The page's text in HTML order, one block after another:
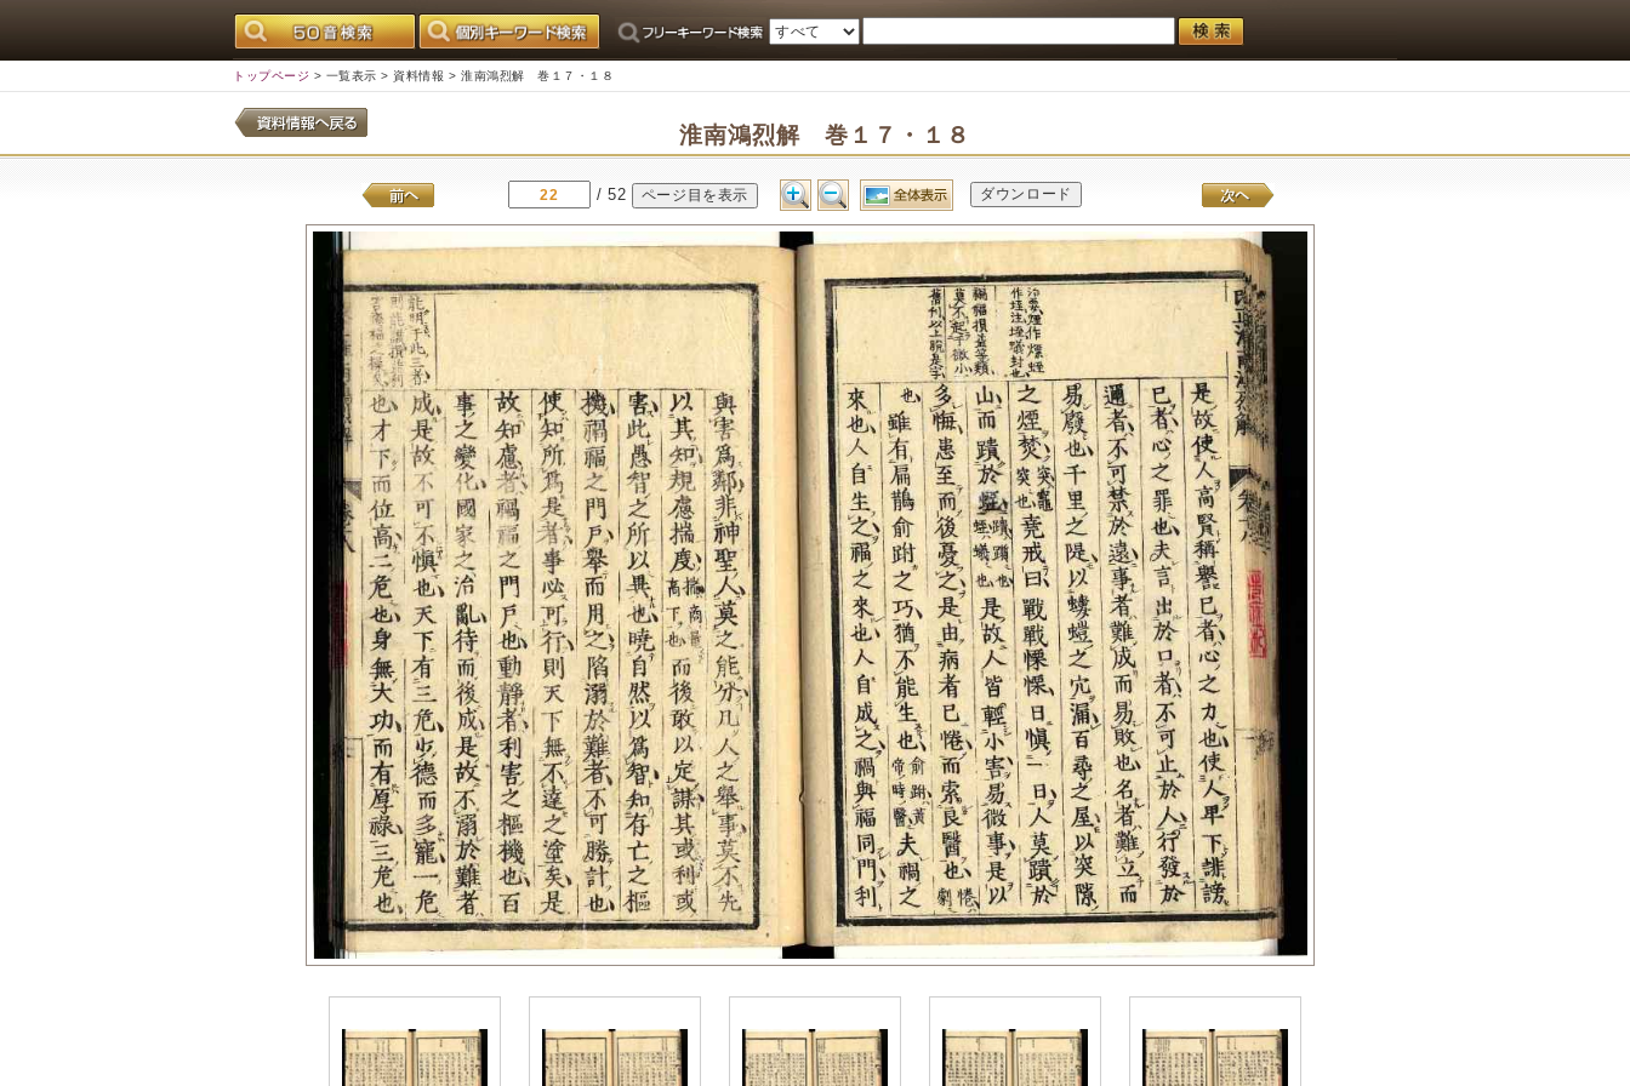
トップページ > 一覧表示 > 資料情報 > 淮南鴻烈解 巻１７・１８
淮南鴻烈解 巻１７・１８
/ 52